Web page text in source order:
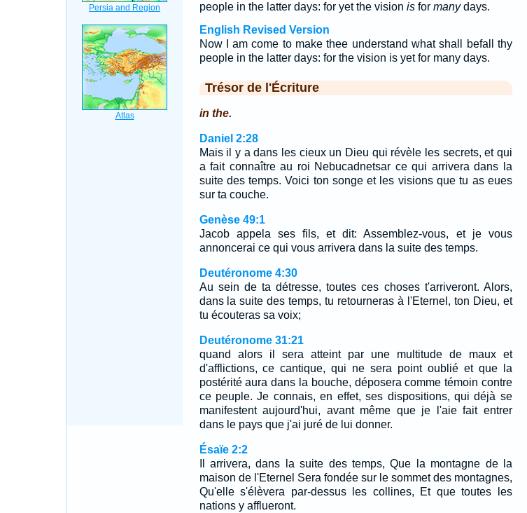
people in the latter days: for yet the vision isfor manydays.
English Revised Version
Now I am come to make thee understand what shall befall thy
people in the latter days: for the vision is yet for many days.
Trésor de l'Écriture
in the.
Daniel 2:28
Mais il y a dans les cieux un Dieu qui révèle les secrets, et qui
a fait connaître au roi Nebucadnetsar ce qui arrivera dans la
suite des temps. Voici ton songe et les visions que tu as eues
sur ta couche.
Genèse 49:1
Jacob appela ses fils, et dit: Assemblez-vous, et je vous
annoncerai ce qui vous arrivera dans la suite des temps.
Deutéronome 4:30
Au sein de ta détresse, toutes ces choses t'arriveront. Alors,
dans la suite des temps, tu retourneras à l'Eternel, ton Dieu, et
tu écouteras sa voix;
Deutéronome 31:21
quand alors il sera atteint par une multitude de maux et
d'afflictions, ce cantique, qui ne sera point oublié et que la
postérité aura dans la bouche, déposera comme témoin contre
ce peuple. Je connais, en effet, ses dispositions, qui déjà se
manifestent aujourd'hui, avant même que je l'aie fait entrer
dans le pays que j'ai juré de lui donner.
Ésaïe 2:2
Il arrivera, dans la suite des temps, Que la montagne de la
maison de l'Eternel Sera fondée sur le sommet des montagnes,
Qu'elle s'élèvera par-dessus les collines, Et que toutes les
nations y afflueront.